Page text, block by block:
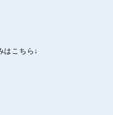
はこちら↓